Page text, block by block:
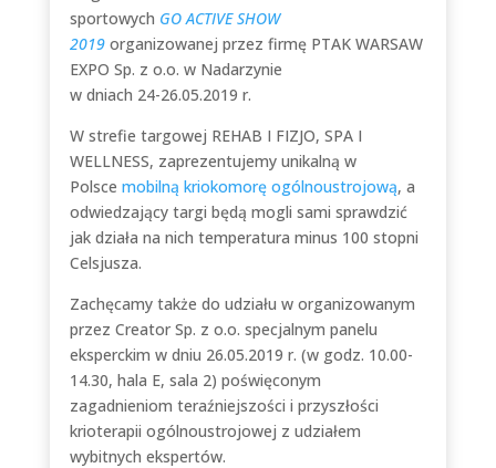
sportowych GO ACTIVE SHOW
2019 organizowanej przez firmę PTAK WARSAW
EXPO Sp. z o.o. w Nadarzynie
w dniach 24-26.05.2019 r.
W strefie targowej REHAB I FIZJO, SPA I
WELLNESS, zaprezentujemy unikalną w
Polsce mobilną kriokomorę ogólnoustrojową, a
odwiedzający targi będą mogli sami sprawdzić
jak działa na nich temperatura minus 100 stopni
Celsjusza.
Zachęcamy także do udziału w organizowanym
przez Creator Sp. z o.o. specjalnym panelu
eksperckim w dniu 26.05.2019 r. (w godz. 10.00-
14.30, hala E, sala 2) poświęconym
zagadnieniom teraźniejszości i przyszłości
krioterapii ogólnoustrojowej z udziałem
wybitnych ekspertów.